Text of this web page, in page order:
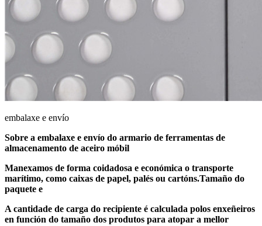
embalaxe e envío
Sobre a embalaxe e envío do armario de ferramentas de
almacenamento de aceiro móbil
Manexamos de forma coidadosa e económica o transporte
marítimo, como caixas de papel, palés ou cartóns.Tamaño do
paquete e
A cantidade de carga do recipiente é calculada polos enxeñeiros
en función do tamaño dos produtos para atopar a mellor